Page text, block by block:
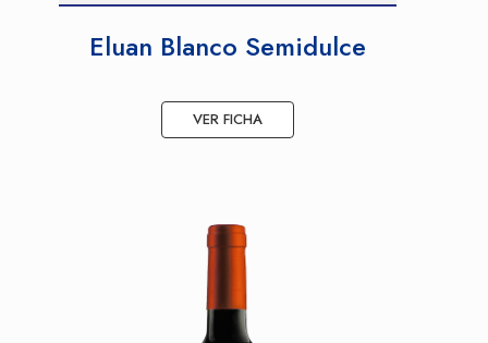
Eluan Blanco Semidulce
VER FICHA